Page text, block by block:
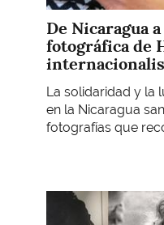
De Nicaragua
fotográfica de
La solidaridad y la
en la Nicaragua
fotografías que
Imagen